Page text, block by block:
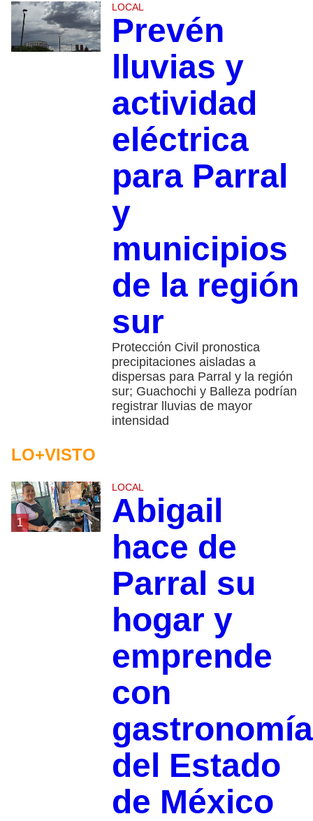
LOCAL
Prevén
lluvias y
actividad
eléctrica
para Parral
y
municipios
de la región
sur
Protección Civil pronostica
precipitaciones aisladas a
dispersas para Parral y la región
sur; Guachochi y Balleza podrían
registrar lluvias de mayor
intensidad
LO+VISTO
1
LOCAL
Abigail
hace de
Parral su
hogar y
emprende
con
gastronomía
del Estado
de México